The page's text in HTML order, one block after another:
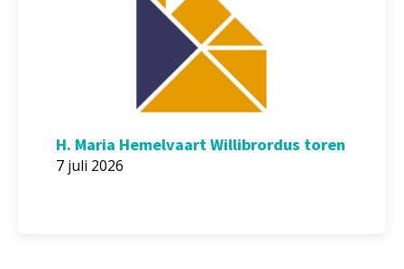
H. Maria Hemelvaart Willibrordus toren
7 juli 2026